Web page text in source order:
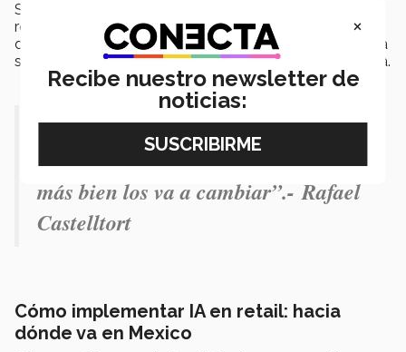
Subrayó que estos desafíos de la IA invitan a hacer un
replanteamiento interno en la organización, de hacia
dónde ven el futuro de la organización y de qué manera
se pueden aprovechar los beneficios de esta tecnología.
“Creemos y estamos convencidos que
la IA no va a quitar empleos, sino
más bien los va a cambiar”.-Rafael
Castelltort
Cómo implementar IA en retail: hacia
dónde va en Mexico
×
Recibe nuestro newsletter de
noticias: